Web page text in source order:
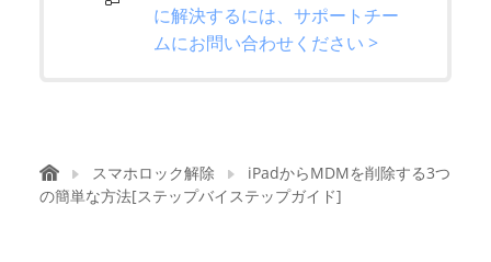
に解決するには、サポートチー
ムにお問い合わせください >
スマホロック解除
iPadからMDMを削除する3つ
の簡単な方法[ステップバイステップガイド]